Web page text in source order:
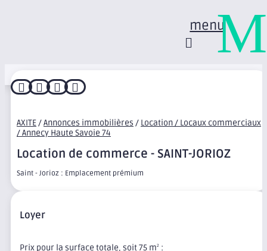
menu
   
AXITE/Annonces immobilières / Location / Locaux commerciaux
/ Annecy Haute Savoie 74
Location de commerce - SAINT-JORIOZ
Saint - Jorioz : Emplacement prémium
Loyer
Prix pour la surface totale, soit 75 m2 :
M